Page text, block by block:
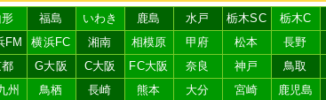
形 福島 いわき 鹿島 水戸 栃木SC 栃木C
FM 横浜FC 湘南 相模原 甲府 松本 長野
G大阪 C大阪 FC大阪 奈良 神戸 鳥取
州 鳥栖 長崎 熊本 大分 宮崎 鹿児島